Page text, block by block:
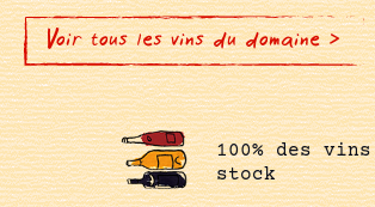
Voir tous les vins du domaine >
100% des
stock